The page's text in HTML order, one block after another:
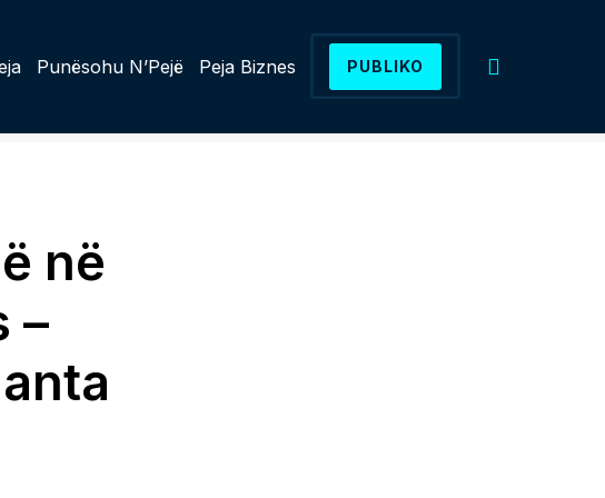
Punësohu N’Pejë Peja Biznes PUBLIKO
në
–